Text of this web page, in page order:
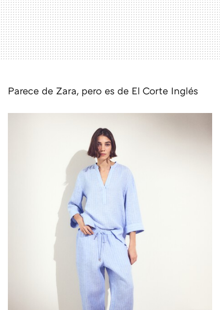
Parece de Zara, pero es de El Corte Inglés